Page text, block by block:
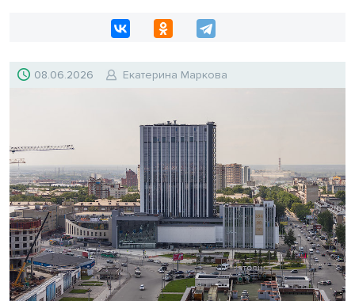
08.06.2026 Екатерина Маркова